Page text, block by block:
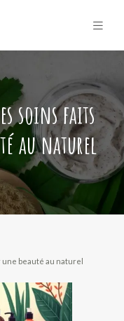
soins faits
au naturel
beauté au naturel